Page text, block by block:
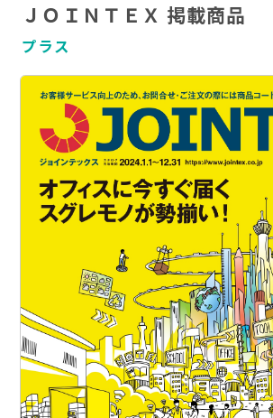
ＪＯＩＮＴＥＸ 掲載商品
プラス